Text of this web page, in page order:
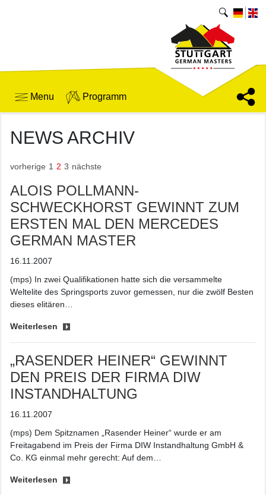
Menu Programm
NEWS ARCHIV
vorherige 1 2 3 nächste
ALOIS POLLMANN-
SCHWECKHORST GEWINNT ZUM
ERSTEN MAL DEN MERCEDES
GERMAN MASTER
16.11.2007
(mps) In zwei Qualifikationen hatte sich die versammelte
Weltelite des Springsports zuvor gemessen, nur die zwölf Besten
dieses elitären…
Weiterlesen
„RASENDER HEINER“ GEWINNT
DEN PREIS DER FIRMA DIW
INSTANDHALTUNG
16.11.2007
(mps) Dem Spitznamen „Rasender Heiner“ wurde er am
Freitagabend im Preis der Firma DIW Instandhaltung GmbH &
Co. KG einmal mehr gerecht: Auf dem…
Weiterlesen